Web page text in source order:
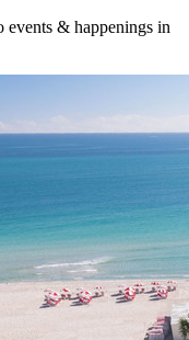
events & happenings in